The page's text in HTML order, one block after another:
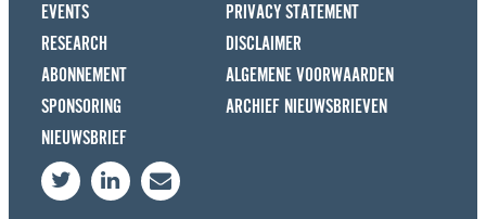
EVENTS
RESEARCH
ABONNEMENT
SPONSORING
PRIVACY STATEMENT
DISCLAIMER
ALGEMENE VOORWAARDEN
ARCHIEF NIEUWSBRIEVEN
NIEUWSBRIEF